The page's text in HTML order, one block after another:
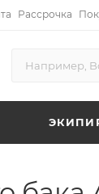
Рассрочка